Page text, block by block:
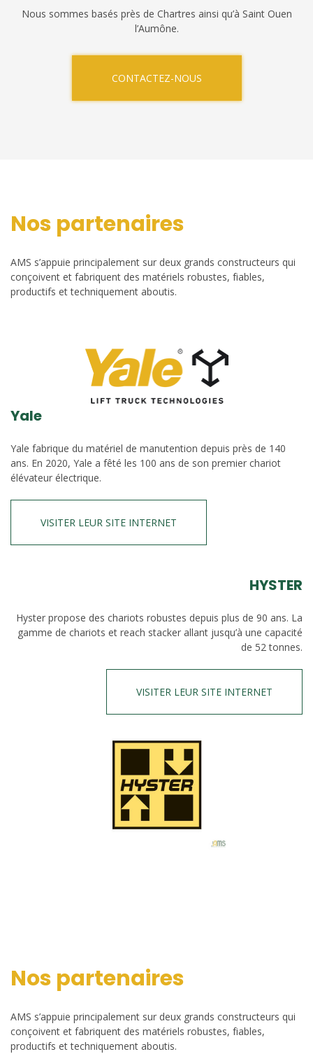
Nous sommes basés près de Chartres ainsi qu’à Saint Ouen
l’Aumône.
CONTACTEZ-NOUS
Nos partenaires
AMS s’appuie principalement sur deux grands constructeurs qui
conçoivent et fabriquent des matériels robustes, fiables,
productifs et techniquement aboutis.
Yale
Yale fabrique du matériel de manutention depuis près de 140
ans. En 2020, Yale a fêté les 100 ans de son premier chariot
élévateur électrique.
VISITER LEUR SITE INTERNET
HYSTER
Hyster propose des chariots robustes depuis plus de 90 ans. La
gamme de chariots et reach stacker allant jusqu’à une capacité
de 52 tonnes.
VISITER LEUR SITE INTERNET
Nos partenaires
AMS s’appuie principalement sur deux grands constructeurs qui
conçoivent et fabriquent des matériels robustes, fiables,
productifs et techniquement aboutis.